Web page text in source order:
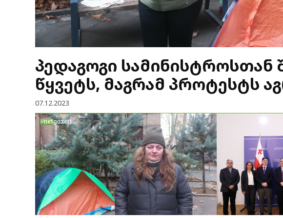
პედაგოგი სამინისტროსთან
წყვეტს, მაგრამ პროტესტს
07.12.2023